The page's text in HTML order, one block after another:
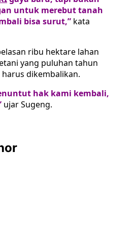
untuk merebut tanah
bisa surut,” kata
ribu hektare lahan
yang puluhan tahun
dikembalikan.
hak kami kembali,
ujar Sugeng.